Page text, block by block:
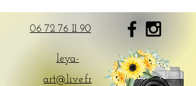
06 72 76 11 90
leya-
art@live.fr